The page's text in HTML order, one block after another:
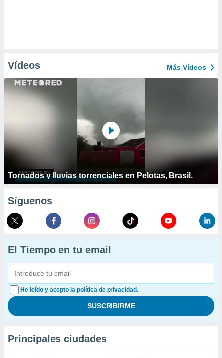
Vídeos Más Vídeos
Tornados y lluvias torrenciales en Pelotas, Brasil.
Síguenos
El Tiempo en tu email
He leído y acepto la política de privacidad.
Principales ciudades